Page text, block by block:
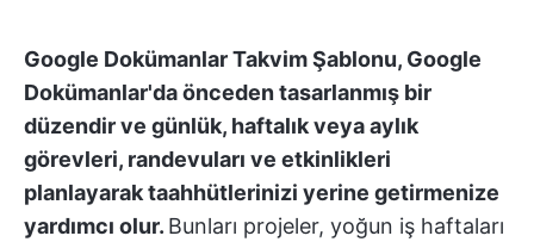
Google Dokümanlar Takvim Şablonu, Google
Dokümanlar'da önceden tasarlanmış bir
düzendir ve günlük, haftalık veya aylık
görevleri, randevuları ve etkinlikleri
planlayarak taahhütlerinizi yerine getirmenize
yardımcı olur. Bunları projeler, yoğun iş haftaları